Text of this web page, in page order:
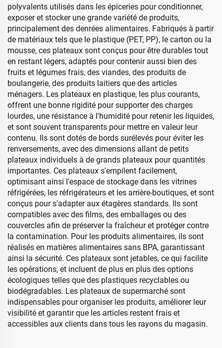
polyvalents utilisés dans les épiceries pour conditionner,
exposer et stocker une grande variété de produits,
principalement des denrées alimentaires. Fabriqués à partir
de matériaux tels que le plastique (PET, PP), le carton ou la
mousse, ces plateaux sont conçus pour être durables tout
en restant légers, adaptés pour contenir aussi bien des
fruits et légumes frais, des viandes, des produits de
boulangerie, des produits laitiers que des articles
ménagers. Les plateaux en plastique, les plus courants,
offrent une bonne rigidité pour supporter des charges
lourdes, une résistance à l'humidité pour retenir les liquides,
et sont souvent transparents pour mettre en valeur leur
contenu. Ils sont dotés de bords surélevés pour éviter les
renversements, avec des dimensions allant de petits
plateaux individuels à de grands plateaux pour quantités
importantes. Ces plateaux s'empilent facilement,
optimisant ainsi l'espace de stockage dans les vitrines
réfrigérées, les réfrigérateurs et les arrière-boutiques, et sont
conçus pour s'adapter aux étagères standards. Ils sont
compatibles avec des films, des emballages ou des
couvercles afin de préserver la fraîcheur et protéger contre
la contamination. Pour les produits alimentaires, ils sont
réalisés en matières alimentaires sans BPA, garantissant
ainsi la sécurité. Ces plateaux sont jetables, ce qui facilite
les opérations, et incluent de plus en plus des options
écologiques telles que des plastiques recyclables ou
biodégradables. Les plateaux de supermarché sont
indispensables pour organiser les produits, améliorer leur
visibilité et garantir que les articles restent frais et
accessibles aux clients dans tous les rayons du magasin.